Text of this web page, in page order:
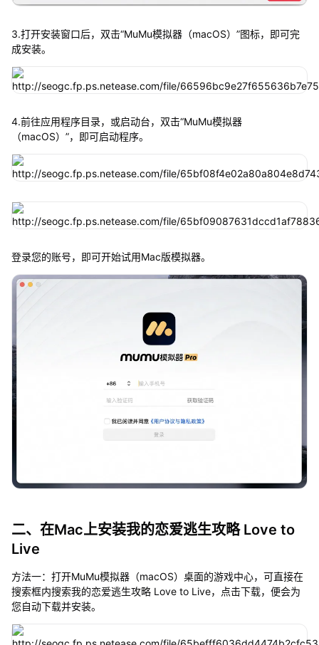
3.打开安装窗口后，双击“MuMu模拟器（macOS）”图标，即可完
成安装。
4.前往应用程序目录，或启动台，双击“MuMu模拟器
（macOS）”，即可启动程序。
登录您的账号，即可开始试用Mac版模拟器。
二、在Mac上安装我的恋爱逃生攻略 Love to
Live
方法一：打开MuMu模拟器（macOS）桌面的游戏中心，可直接在
搜索框内搜索我的恋爱逃生攻略 Love to Live，点击下载，便会为
您自动下载并安装。